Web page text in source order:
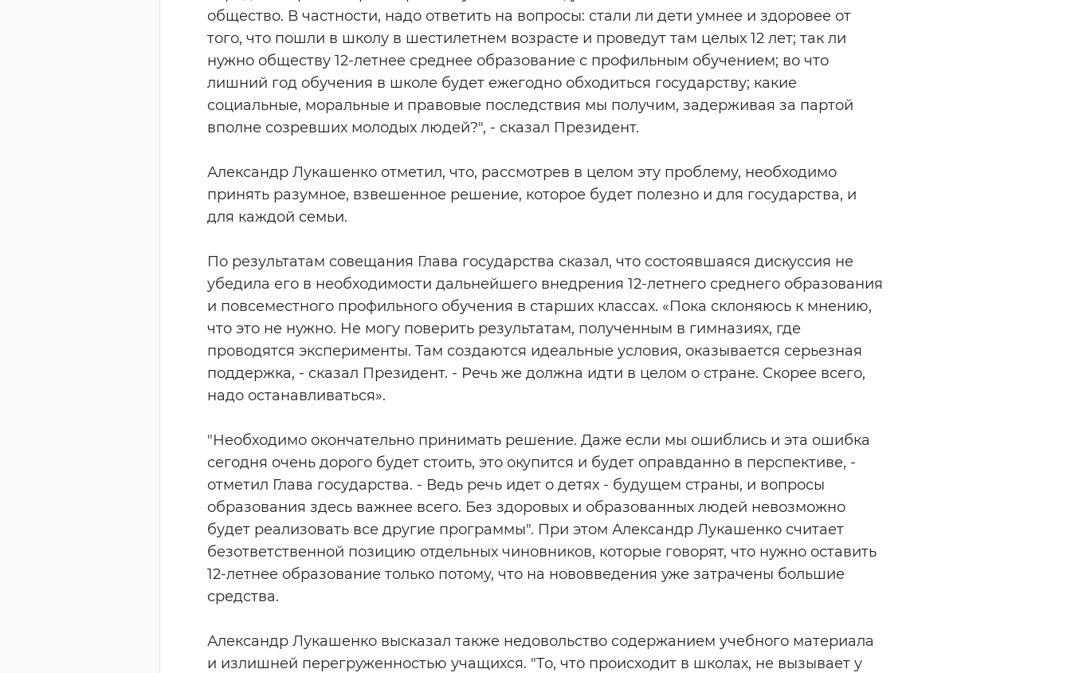
общество. В частности, надо ответить на вопросы: стали ли дети умнее и здоровее от
того, что пошли в школу в шестилетнем возрасте и проведут там целых 12 лет; так ли
нужно обществу 12-летнее среднее образование с профильным обучением; во что
лишний год обучения в школе будет ежегодно обходиться государству; какие
социальные, моральные и правовые последствия мы получим, задерживая за партой
вполне созревших молодых людей?", - сказал Президент.
Александр Лукашенко отметил, что, рассмотрев в целом эту проблему, необходимо
принять разумное, взвешенное решение, которое будет полезно и для государства, и
для каждой семьи.
По результатам совещания Глава государства сказал, что состоявшаяся дискуссия не
убедила его в необходимости дальнейшего внедрения 12-летнего среднего образования
и повсеместного профильного обучения в старших классах. «Пока склоняюсь к мнению,
что это не нужно. Не могу поверить результатам, полученным в гимназиях, где
проводятся эксперименты. Там создаются идеальные условия, оказывается серьезная
поддержка, - сказал Президент. - Речь же должна идти в целом о стране. Скорее всего,
надо останавливаться».
"Необходимо окончательно принимать решение. Даже если мы ошиблись и эта ошибка
сегодня очень дорого будет стоить, это окупится и будет оправданно в перспективе, -
отметил Глава государства. - Ведь речь идет о детях - будущем страны, и вопросы
образования здесь важнее всего. Без здоровых и образованных людей невозможно
будет реализовать все другие программы". При этом Александр Лукашенко считает
безответственной позицию отдельных чиновников, которые говорят, что нужно оставить
12-летнее образование только потому, что на нововведения уже затрачены большие
средства.
Александр Лукашенко высказал также недовольство содержанием учебного материала
и излишней перегруженностью учащихся. "То, что происходит в школах, не вызывает у